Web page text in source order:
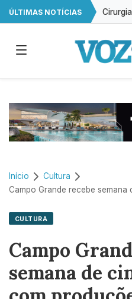
ÚLTIMAS NOTÍCIAS
Início
Cultura
CULTURA
Campo
semana de